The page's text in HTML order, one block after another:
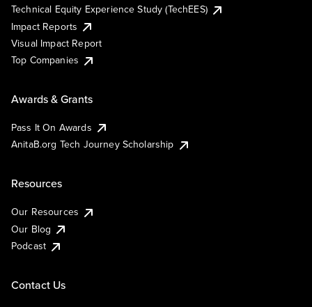
Technical Equity Experience Study (TechEES)
Impact Reports
Visual Impact Report
Top Companies
Awards & Grants
Pass It On Awards
AnitaB.org Tech Journey Scholarship
Resources
Our Resources
Our Blog
Podcast
Contact Us